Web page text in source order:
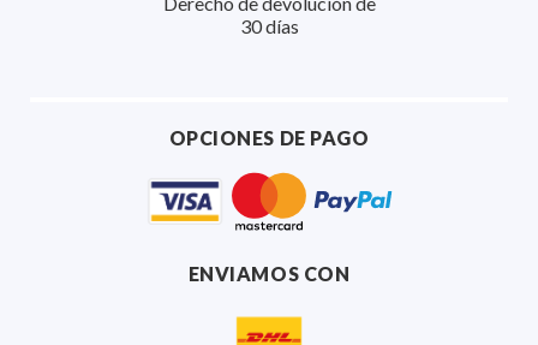
30 días
OPCIONES DE PAGO
ENVIAMOS CON